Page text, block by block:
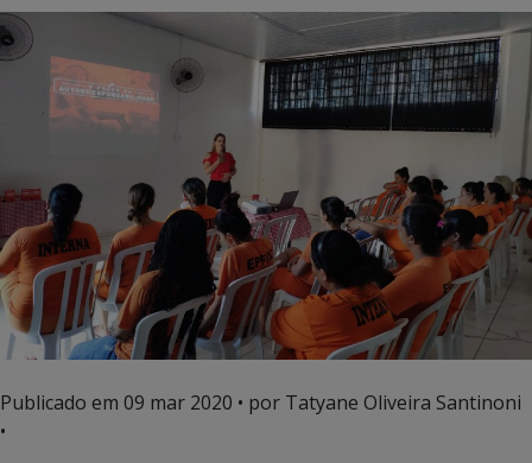
Publicado em 09 mar 2020 • por Tatyane Oliveira Santinoni
•